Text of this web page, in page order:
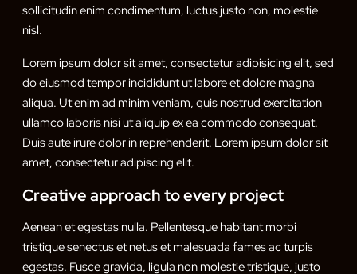
sollicitudin enim condimentum, luctus justo non, molestie
nisl.
Lorem ipsum dolor sit amet, consectetur adipisicing elit, sed
do eiusmod tempor incididunt ut labore et dolore magna
aliqua. Ut enim ad minim veniam, quis nostrud exercitation
ullamco laboris nisi ut aliquip ex ea commodo consequat.
Duis aute irure dolor in reprehenderit. Lorem ipsum dolor sit
amet, consectetur adipiscing elit.
Creative approach to every project
Aenean et egestas nulla. Pellentesque habitant morbi
tristique senectus et netus et malesuada fames ac turpis
egestas. Fusce gravida, ligula non molestie tristique, justo